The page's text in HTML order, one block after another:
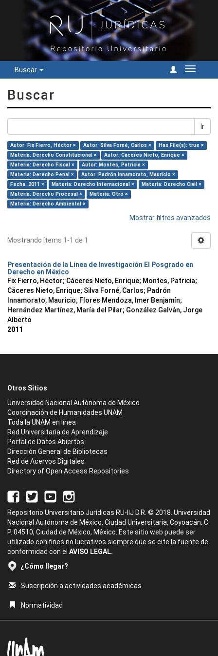
Buscar
Cambiar
Buscar
Ir
Autor: Fix Fierro, Héctor × Autor: Silva Forné, Carlos ×
Has File(s): true ×
Materia: Derecho Constitucional ×
Autor: Cáceres Nieto, Enrique ×
Materia: Derecho Fiscal ×
Autor: Montes, Patricia ×
Materia: Derecho Penal ×
Autor: Padrón Innamorato, Mauricio ×
Fecha: 2011 ×
Materia: Derecho Internacional ×
Materia: Derecho Civil ×
Materia: Derecho Procesal ×
Materia: Otro ×
Materia: Derecho Ambiental ×
Mostrar filtros avanzados
Mostrando ítems 1-1 de 1
Presentación de la Línea de Investigación El Posgrado en
Derecho en México
Fix Fierro, Héctor; Cáceres Nieto, Enrique; Montes, Patricia;
Cáceres Nieto, Enrique; Silva Forné, Carlos; Padrón
Innamorato, Mauricio; Flores Mendoza, Imer Benjamín;
Hernández Martínez, María del Pilar; González Galván, Jorge
Alberto
2011
Otros Sitios
Universidad Nacional Autónoma de México
Coordinación de Humanidades UNAM
Toda la UNAM en línea
Red Universitaria de Aprendizaje
Portal de Datos Abiertos
Dirección General de Bibliotecas
Red de Acervos Digitales
Directory of Open Access Repositories
Repositorio Universitario Jurídicas RU-IIJ D.R. © 2018. Universidad
Nacional Autónoma de México, Ciudad Universitaria, Coyoacán, C.
P. 04510, Ciudad de México, México. Este sitio web puede ser
utilizado con fines no lucrativos siempre que se cite la fuente de
conformidad con el AVISO LEGAL.
¿Cómo llegar?
Suscripción a actividades académicas
Normatividad